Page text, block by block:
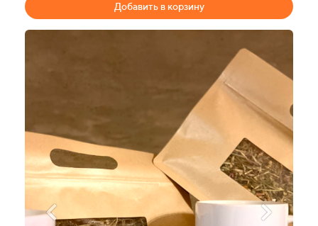
Добавить в корзину